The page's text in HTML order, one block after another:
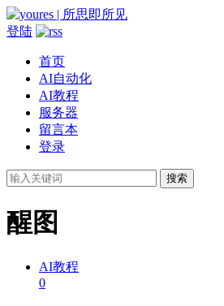
登陆
首页
AI自动化
AI教程
服务器
留言本
登录
搜索
醒图
AI教程
0